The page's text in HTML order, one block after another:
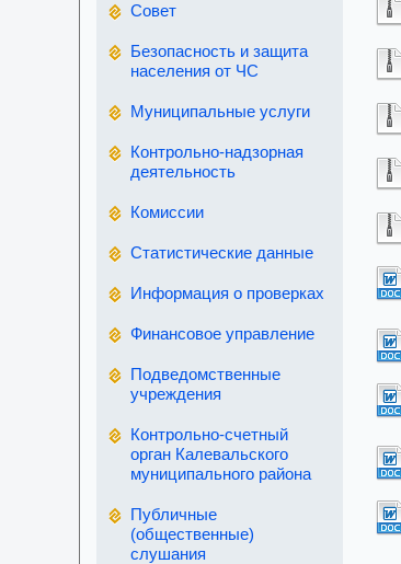
Совет
Безопасность и защита
населения от ЧС
Муниципальные услуги
Контрольно-надзорная
деятельность
Комиссии
Статистические данные
Информация о проверках
Финансовое управление
Подведомственные
учреждения
Контрольно-счетный
орган Калевальского
муниципального района
Публичные
(общественные)
слушания